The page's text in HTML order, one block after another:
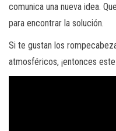
comunica una nueva idea.
para encontrar la solución.
Si te gustan los
atmosféricos, ¡entonces